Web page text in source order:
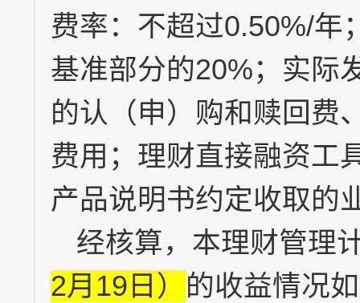
费率：不超过0.50%/年
基准部分的20%；实际
的认（申）购和赎回费
费用；理财直接融资工
产品说明书约定收取的
经核算，本理财管理
2月 19 日） 的收益情况